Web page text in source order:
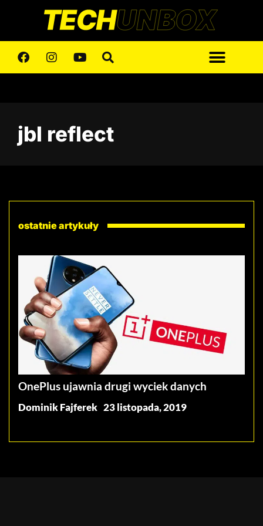
jbl reflect
ostatnie artykuły
OnePlus ujawnia drugi wyciek danych
Dominik Fajferek 23 listopada, 2019